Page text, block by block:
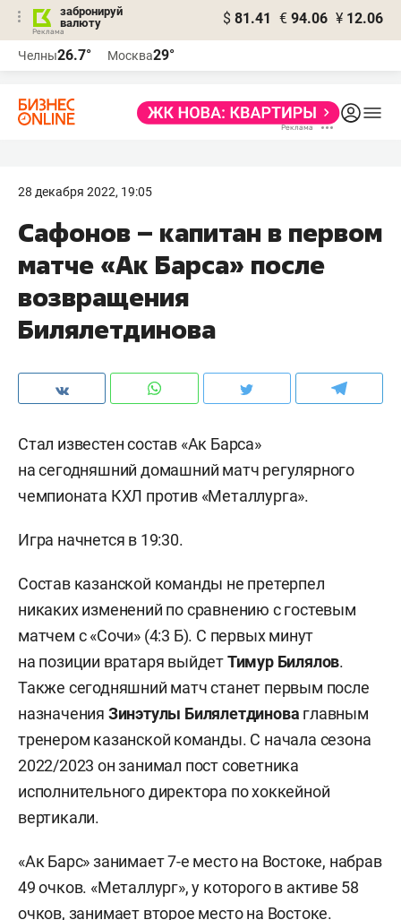
забронируй
валюту
$ 81.41 € 94.06 ¥ 12.06
Челны26.7° Москва29°
28 декабря 2022, 19:05
Сафонов – капитан в первом
матче «Ак Барса» после
возвращения
Билялетдинова
Стал известен состав «Ак Барса»
на сегодняшний домашний матч регулярного
чемпионата КХЛ против «Металлурга».
Игра начнется в 19:30.
Состав казанской команды не претерпел
никаких изменений по сравнению с гостевым
матчем с «Сочи» (4:3 Б). С первых минут
на позиции вратаря выйдетТимур Билялов.
Также сегодняшний матч станет первым после
назначения Зинэтулы Билялетдинова главным
тренером казанской команды. С начала сезона
2022/2023 он занимал пост советника
исполнительного директора по хоккейной
вертикали.
«Ак Барс» занимает 7-е место на Востоке, набрав
49 очков. «Металлург», у которого в активе 58
очков, занимает второе место на Востоке.